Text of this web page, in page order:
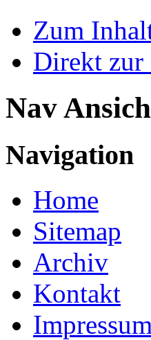
Zum
Direkt zur
Nav
Navigation
Home
Sitemap
Archiv
Kontakt
Impressum